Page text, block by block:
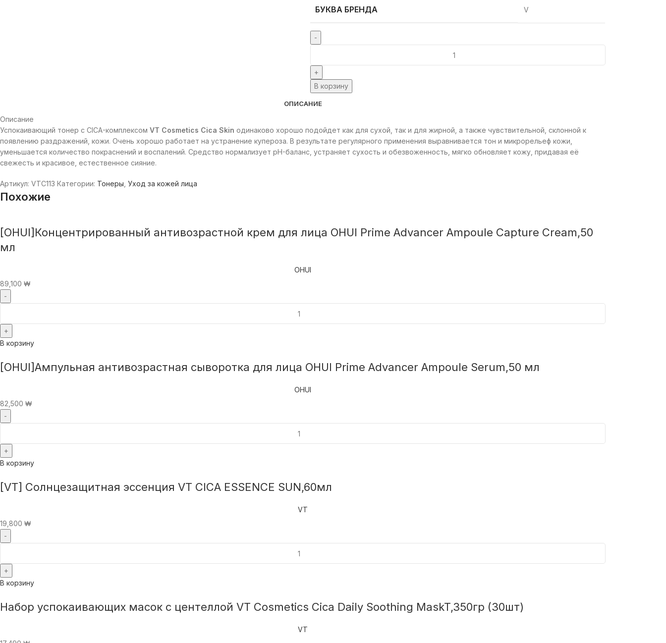
БУКВА БРЕНДА V
В корзину
ОПИСАНИЕ
Описание
Успокаивающий тонер с CICA-комплексом VT Cosmetics Cica Skin одинаково хорошо подойдет как для сухой, так и для жирной, а также чувствительной, склонной к
появлению раздражений, кожи. Очень хорошо работает на устранение купероза. В результате регулярного применения выравнивается тон и микрорельеф кожи,
уменьшается количество покраснений и воспалений. Средство нормализует pH-баланс, устраняет сухость и обезвоженность, мягко обновляет кожу, придавая её
свежесть и красивое, естественное сияние.
Артикул: VTC113 Категории: Тонеры Уход за кожей лица
Похожие
[OHUI]Концентрированный антивозрастной крем для лица OHUI Prime Advancer Ampoule Capture Cream,50
мл
OHUI
89,100 ₩
В корзину
[OHUI]Ампульная антивозрастная сыворотка для лица OHUI Prime Advancer Ampoule Serum,50 мл
OHUI
82,500 ₩
В корзину
[VT] Солнцезащитная эссенция VT CICA ESSENCE SUN,60мл
VT
19,800 ₩
В корзину
Набор успокаивающих масок с центеллой VT Cosmetics Cica Daily Soothing MaskT,350гр (30шт)
VT